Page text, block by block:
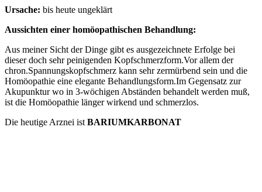
Ursache: bis heute ungeklärt
Aussichten einer homöopathischen Behandlung:
Aus meiner Sicht der Dinge gibt es ausgezeichnete Erfolge bei
dieser doch sehr peinigenden Kopfschmerzform.Vor allem der
chron.Spannungskopfschmerz kann sehr zermürbend sein und die
Homöopathie eine elegante Behandlungsform.Im Gegensatz zur
Akupunktur wo in 3-wöchigen Abständen behandelt werden muß,
ist die Homöopathie länger wirkend und schmerzlos.
Die heutige Arznei ist BARIUMKARBONAT